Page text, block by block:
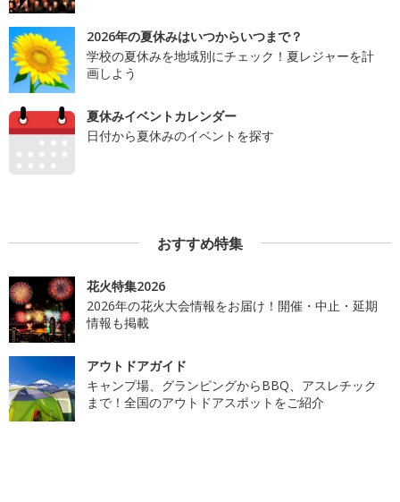
2026年の夏休みはいつからいつまで？
学校の夏休みを地域別にチェック！夏レジャーを計
画しよう
夏休みイベントカレンダー
日付から夏休みのイベントを探す
おすすめ特集
花火特集2026
2026年の花火大会情報をお届け！開催・中止・延期
情報も掲載
アウトドアガイド
キャンプ場、グランピングからBBQ、アスレチック
まで！全国のアウトドアスポットをご紹介